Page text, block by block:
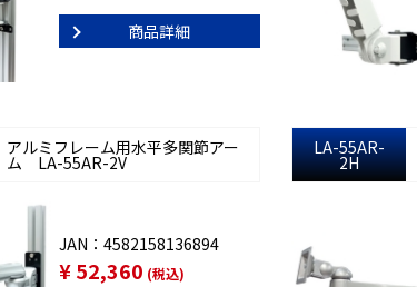
商品詳細
アルミフレーム用水平多関節アー
ム LA-55AR-2V
JAN：4582158136894
¥ 52,360 (税込)
LA-55AR-
2H